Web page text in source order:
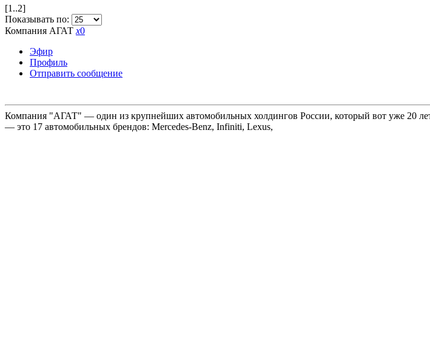
[1..2]
Показывать по:
Компания АГАТ x0
Эфир
Профиль
Отправить сообщение
Компания "АГАТ" — один из крупнейших автомобильных холдингов России, который вот уже 20
— это 17 автомобильных брендов: Mercedes-Benz, Infiniti, Lexus,